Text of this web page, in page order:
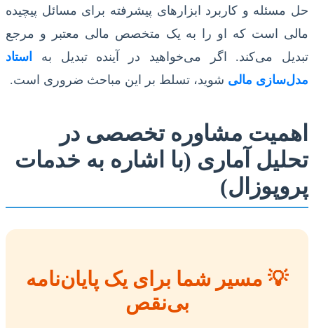
حل مسئله و کاربرد ابزارهای پیشرفته برای مسائل پیچیده
مالی است که او را به یک متخصص مالی معتبر و مرجع
تبدیل می‌کند. اگر می‌خواهید در آینده تبدیل به
استاد
مدل‌سازی مالی شوید، تسلط بر این مباحث ضروری است.
اهمیت مشاوره تخصصی در
تحلیل آماری (با اشاره به خدمات
پروپوزال)
💡 مسیر شما برای یک پایان‌نامه
بی‌نقص